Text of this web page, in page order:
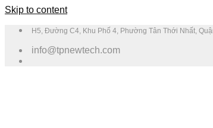
Skip to content
H5, Đường C4, Khu Phố 4, Phường Tân Thới Nhất,
info@tpnewtech.com